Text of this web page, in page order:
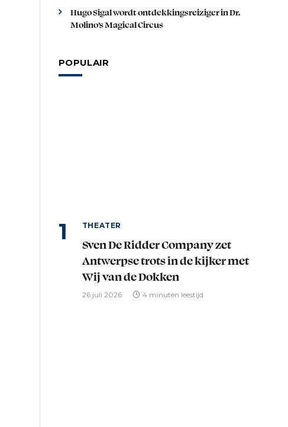
Hugo Sigal wordt ontdekkingsreiziger in Dr.
Molino’s Magical Circus
POPULAIR
THEATER
Sven De Ridder Company zet
Antwerpse trots in de kijker met
Wij van de Dokken
26 juli 2026 4 minuten leestijd